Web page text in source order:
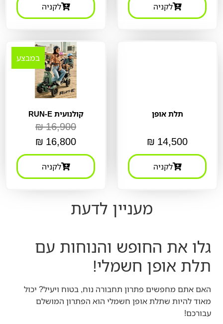
לקניה לקניה
תלת אופן
14,500
₪
לקניה
במבצע
קולנועית RUN-E
16,900
₪
16,800
₪
לקניה
מעניין לדעת
גלו את החופש והנוחות עם
תלת אופן חשמלי!
האם אתם מחפשים פתרון תחבורה נוח, בטוח ויעיל? יכול
מאוד להיות שתלת אופן חשמלי הוא הפתרון המושלם
עבורכם!